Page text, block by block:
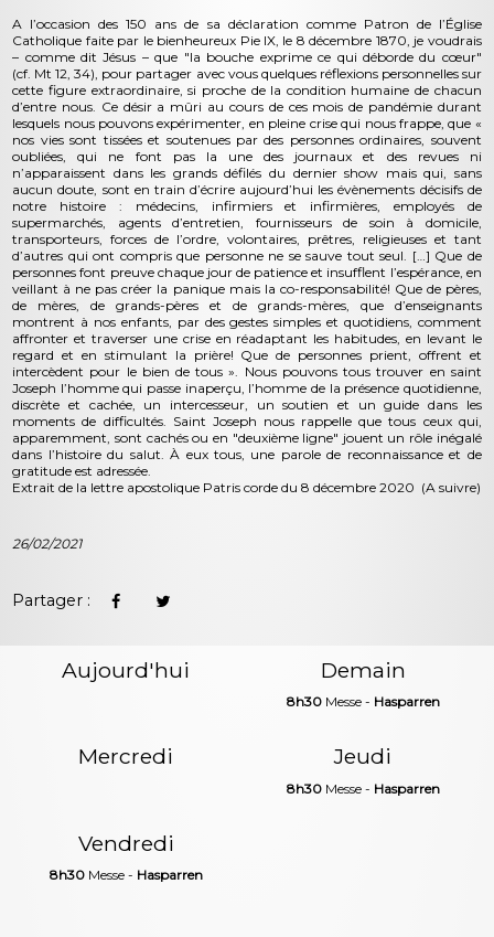
A l’occasion des 150 ans de sa déclaration comme Patron de l’Église
Catholique faite par le bienheureux Pie IX, le 8 décembre 1870, je voudrais
– comme dit Jésus – que "la bouche exprime ce qui déborde du cœur"
(cf. Mt 12, 34), pour partager avec vous quelques réflexions personnelles sur
cette figure extraordinaire, si proche de la condition humaine de chacun
d’entre nous. Ce désir a mûri au cours de ces mois de pandémie durant
lesquels nous pouvons expérimenter, en pleine crise qui nous frappe, que «
nos vies sont tissées et soutenues par des personnes ordinaires, souvent
oubliées, qui ne font pas la une des journaux et des revues ni
n’apparaissent dans les grands défilés du dernier show mais qui, sans
aucun doute, sont en train d’écrire aujourd’hui les évènements décisifs de
notre histoire : médecins, infirmiers et infirmières, employés de
supermarchés, agents d’entretien, fournisseurs de soin à domicile,
transporteurs, forces de l’ordre, volontaires, prêtres, religieuses et tant
d’autres qui ont compris que personne ne se sauve tout seul. […] Que de
personnes font preuve chaque jour de patience et insufflent l’espérance, en
veillant à ne pas créer la panique mais la co-responsabilité! Que de pères,
de mères, de grands-pères et de grands-mères, que d’enseignants
montrent à nos enfants, par des gestes simples et quotidiens, comment
affronter et traverser une crise en réadaptant les habitudes, en levant le
regard et en stimulant la prière! Que de personnes prient, offrent et
intercèdent pour le bien de tous ». Nous pouvons tous trouver en saint
Joseph l’homme qui passe inaperçu, l’homme de la présence quotidienne,
discrète et cachée, un intercesseur, un soutien et un guide dans les
moments de difficultés. Saint Joseph nous rappelle que tous ceux qui,
apparemment, sont cachés ou en "deuxième ligne" jouent un rôle inégalé
dans l’histoire du salut. À eux tous, une parole de reconnaissance et de
gratitude est adressée.
Extrait de la lettre apostolique Patris corde du 8 décembre 2020 (A suivre)
26/02/2021
Partager :
Aujourd'hui Demain
8h30Messe - Hasparren
Mercredi Jeudi
8h30Messe - Hasparren
Vendredi
8h30Messe - Hasparren